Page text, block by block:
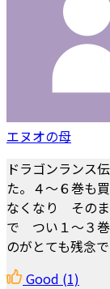
エヌオの母
ドラゴンランス
た。４～６巻も
なくなり そのま
で つい１～３
のがとても残念
Good (1)